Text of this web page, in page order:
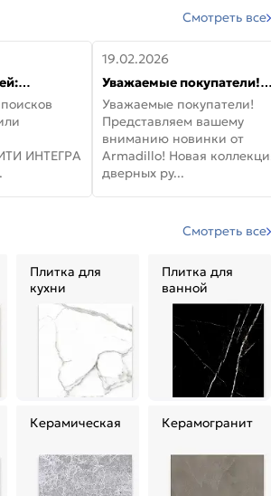
Смотреть все
дверь
ИНТЕГРА
19.02.2026
Уважаемые покупатели!
Представляем вашему
вниманию новинки от
Armadillo!
Уважаемые покупатели!
Представляем вашему
вниманию новинки от
Armadillo! Новая коллекция
дверных ру...
Смотреть все
Плитка для
кухни
Плитка для
ванной
Керамическая Керамогранит